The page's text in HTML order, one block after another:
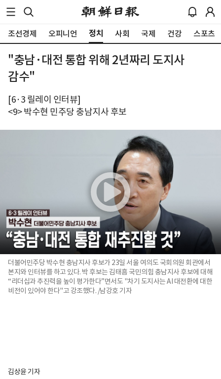
조선경제 오피니언 정치 사회 국제 건강 스포츠
"충남·대전 통합 위해 2년짜리 도지사
감수"
[6·3 릴레이 인터뷰]
<9> 박수현 민주당 충남지사 후보
더불어민주당 박수현 충남지사 후보가 23일 서울 여의도 국회의원 회관에서
본지와 인터뷰를 하고 있다. 박 후보는 김태흠 국민의힘 충남지사 후보에 대해
“리더십과 추진력을 높이 평가한다”면서도 "차기 도지사는 AI 대전환에 대한
비전이 있어야 한다"고 강조했다. /남강호 기자
김상윤 기자